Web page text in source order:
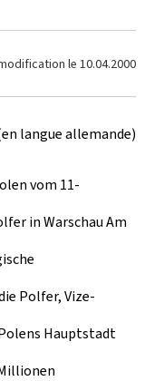
le 10.04.2000
langue allemande)
vom 11-
in Warschau Am
Polfer, Vize-
Hauptstadt